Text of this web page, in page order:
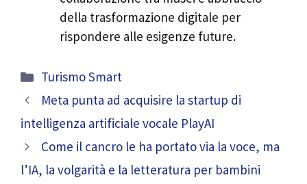
della trasformazione digitale per
rispondere alle esigenze future.
Categorie
Turismo Smart
Meta punta ad acquisire la startup di
intelligenza artificiale vocale PlayAI
Come il cancro le ha portato via la voce, ma
l’IA, la volgarità e la letteratura per bambini